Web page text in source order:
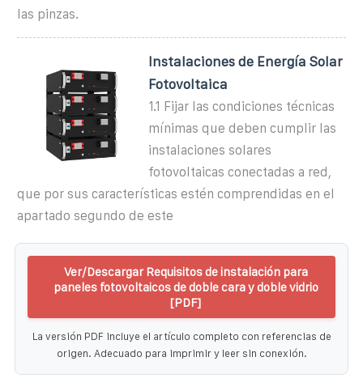
las pinzas.
Instalaciones de Energía Solar
Fotovoltaica
1.1 Fijar las condiciones técnicas
mínimas que deben cumplir las
instalaciones solares
fotovoltaicas conectadas a red,
que por sus características estén comprendidas en el
apartado segundo de este
Ver/Descargar Requisitos de instalación para
paneles fotovoltaicos de doble cara y doble vidrio
[PDF]
La versión PDF incluye el artículo completo con referencias de
origen. Adecuado para imprimir y leer sin conexión.